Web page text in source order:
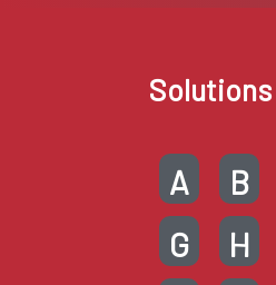
Solutions
A B
G
H